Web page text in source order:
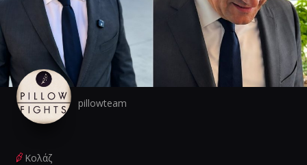
pillowteam
Κολάζ